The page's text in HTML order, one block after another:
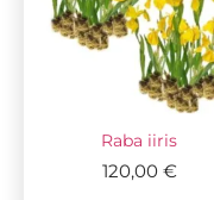
Raba iiris
120,00 €